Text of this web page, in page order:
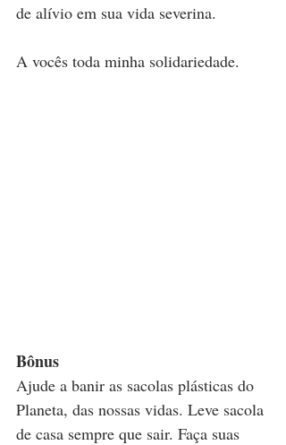
de alívio em sua vida severina.
A vocês toda minha solidariedade.
Bônus
Ajude a banir as sacolas plásticas do
Planeta, das nossas vidas. Leve sacola
de casa sempre que sair. Faça suas